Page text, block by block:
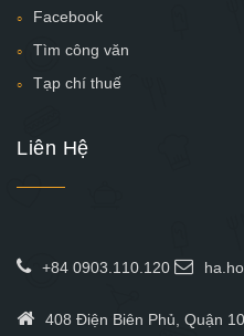
Facebook
Tìm công văn
Tạp chí thuế
Liên Hệ
+84 0903.110.120
408 Điện Biên Phủ, Quận